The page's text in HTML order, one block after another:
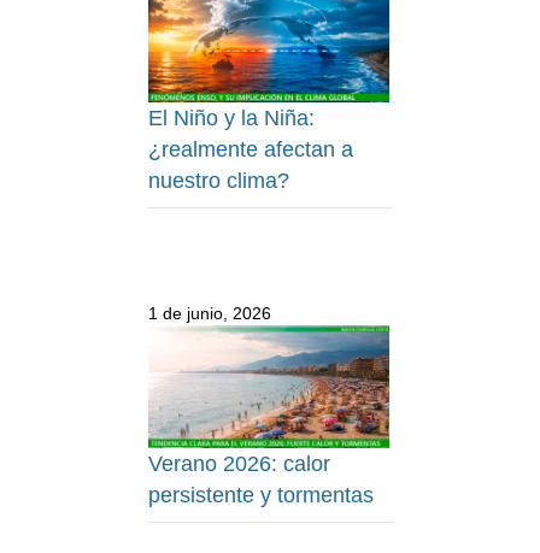
El Niño y la Niña:
¿realmente afectan a
nuestro clima?
1 de junio, 2026
Verano 2026: calor
persistente y tormentas